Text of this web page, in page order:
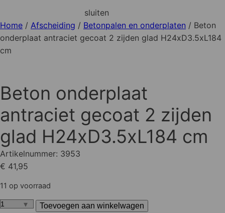
sluiten
Home / Afscheiding / Betonpalen en onderplaten / Beton
onderplaat antraciet gecoat 2 zijden glad H24xD3.5xL184
cm
Beton onderplaat
antraciet gecoat 2 zijden
glad H24xD3.5xL184 cm
Artikelnummer: 3953
€ 41,95
11 op voorraad
Beton Toevoegen aan winkelwagen